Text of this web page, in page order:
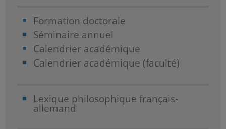
Formation doctorale
Séminaire annuel
Calendrier académique
Calendrier académique (faculté)
Lexique philosophique français-
allemand